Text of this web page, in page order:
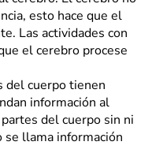
esto hace que el
Las actividades con
el cerebro procese
del cuerpo tienen
información al
del cuerpo sin ni
se llama información